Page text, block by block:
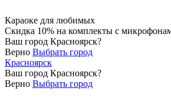
Караоке для любимых
Скидка 10% на комплекты с
Ваш город Красноярск?
Верно Выбрать город
Красноярск
Ваш город Красноярск?
Верно Выбрать город